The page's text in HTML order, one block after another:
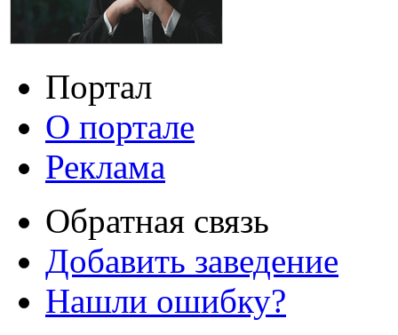
Портал
О портале
Реклама
Обратная связь
Добавить заведение
Нашли ошибку?